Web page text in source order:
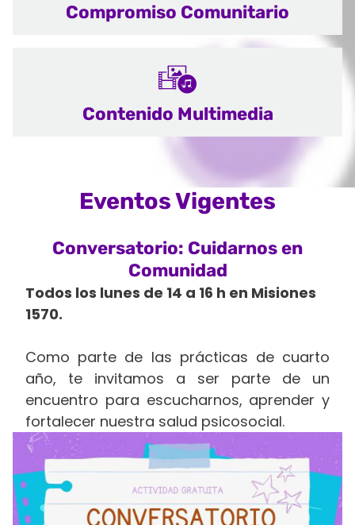
Compromiso Comunitario
Contenido Multimedia
Eventos Vigentes
Conversatorio: Cuidarnos en
Comunidad
Todos los lunes de 14 a 16 h en Misiones
1570.
Como parte de las prácticas de cuarto
año, te invitamos a ser parte de un
encuentro para escucharnos, aprender y
fortalecer nuestra salud psicosocial.